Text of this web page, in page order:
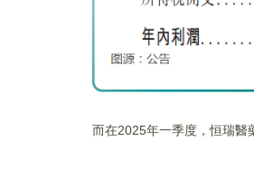
而在2025年一季度，恒瑞醫